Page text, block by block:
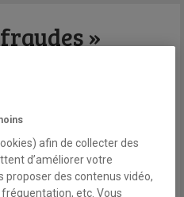
»
Gagnon et Andréanne
de la Chaire
afin de collecter des
d’améliorer votre
proposer des contenus vidéo,
etc. Vous